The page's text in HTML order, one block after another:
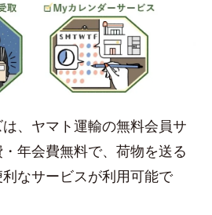
、ヤマト運輸の無料会員サ
年会費無料で、荷物を送る
なサービスが利用可能で